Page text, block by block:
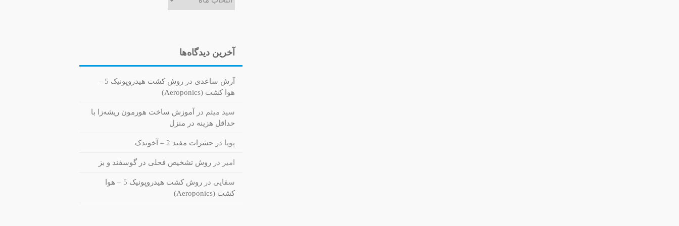
آخرین دیدگاه‌ها
آرش ساعدی در
روش کشت هیدروپونیک 5 –
هوا کشت (Aeroponics)
سید میثم در
آموزش ساخت هورمون ریشه‌زا با
حداقل هزینه در منزل
پویا در حشرات مفید 2 – آخوندک
امیر در روش تشخیص فحلی در گوسفند و بز
سقایی در
روش کشت هیدروپونیک 5 – هوا
کشت (Aeroponics)